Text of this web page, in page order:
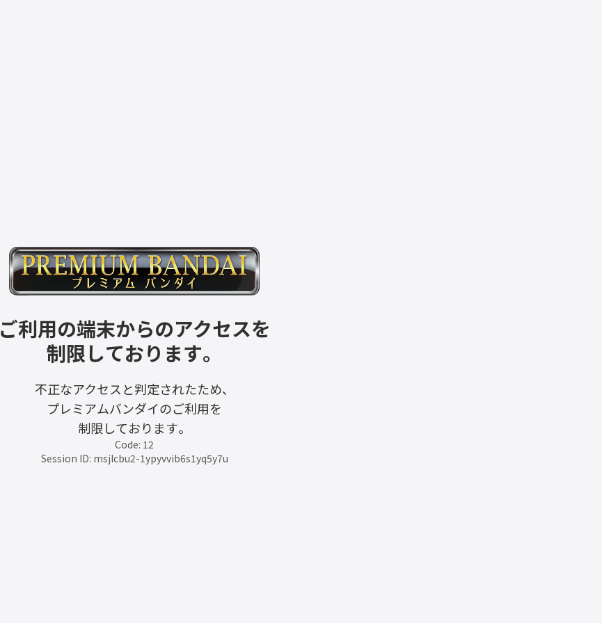
ご利用の端末からのアクセスを
制限しております。
不正なアクセスと判定されたため、
プレミアムバンダイのご利用を
制限しております。
Code: 12
Session ID: msjlcbu2-1ypyvvib6s1yq5y7u